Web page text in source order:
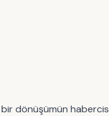
bir dönüşümün